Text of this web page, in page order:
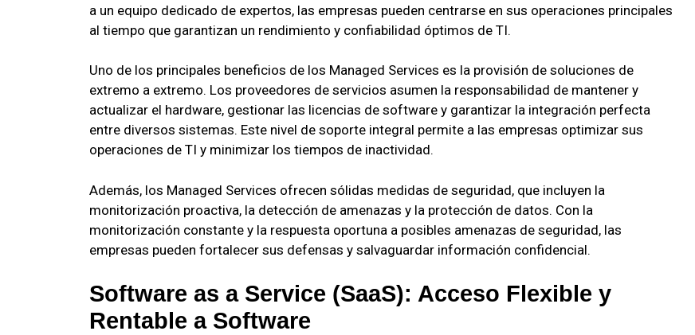
a un equipo dedicado de expertos, las empresas pueden centrarse en sus operaciones principales
al tiempo que garantizan un rendimiento y confiabilidad óptimos de TI.
Uno de los principales beneficios de los Managed Services es la provisión de soluciones de
extremo a extremo. Los proveedores de servicios asumen la responsabilidad de mantener y
actualizar el hardware, gestionar las licencias de software y garantizar la integración perfecta
entre diversos sistemas. Este nivel de soporte integral permite a las empresas optimizar sus
operaciones de TI y minimizar los tiempos de inactividad.
Además, los Managed Services ofrecen sólidas medidas de seguridad, que incluyen la
monitorización proactiva, la detección de amenazas y la protección de datos. Con la
monitorización constante y la respuesta oportuna a posibles amenazas de seguridad, las
empresas pueden fortalecer sus defensas y salvaguardar información confidencial.
Software as a Service (SaaS): Acceso Flexible y
Rentable a Software